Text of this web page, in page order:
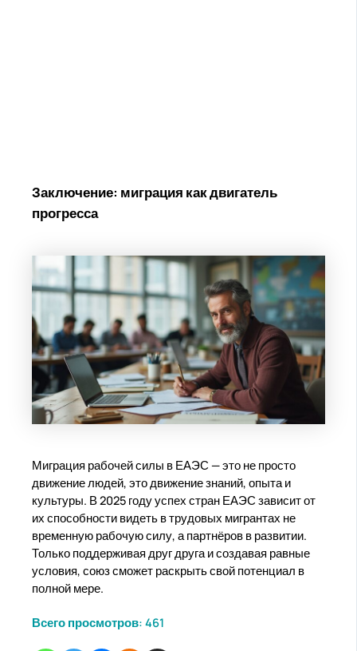
Заключение: миграция как двигатель
прогресса
Миграция рабочей силы в ЕАЭС — это не просто
движение людей, это движение знаний, опыта и
культуры. В 2025 году успех стран ЕАЭС зависит от
их способности видеть в трудовых мигрантах не
временную рабочую силу, а партнёров в развитии.
Только поддерживая друг друга и создавая равные
условия, союз сможет раскрыть свой потенциал в
полной мере.
Всего просмотров: 461